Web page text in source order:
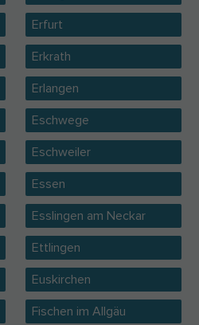
Erfurt
Erkrath
Erlangen
Eschwege
Eschweiler
Essen
Esslingen am Neckar
Ettlingen
Euskirchen
Fischen im Allgäu